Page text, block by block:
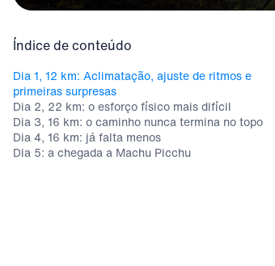
Índice de conteúdo
Dia 1, 12 km: Aclimatação, ajuste de ritmos e
primeiras surpresas
Dia 2, 22 km: o esforço físico mais difícil
Dia 3, 16 km: o caminho nunca termina no topo
Dia 4, 16 km: já falta menos
Dia 5: a chegada a Machu Picchu